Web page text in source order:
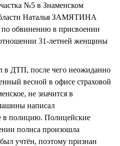
№5 в Знаменском
Наталья ЗАМЯТИНА
по обвинению в присвоении
31-летней женщины
в ДТП, после чего неожиданно
весной в офисе страховой
не значится в
написал
в полицию. Полицейские
полиса произошла
учтён, поэтому признан